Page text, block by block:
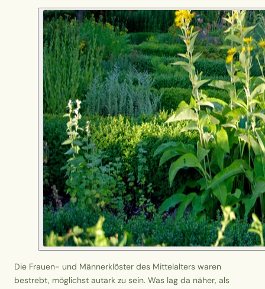
Die Frauen- und Männerklöster des Mittelalters waren
bestrebt, möglichst autark zu sein. Was lag da näher, als